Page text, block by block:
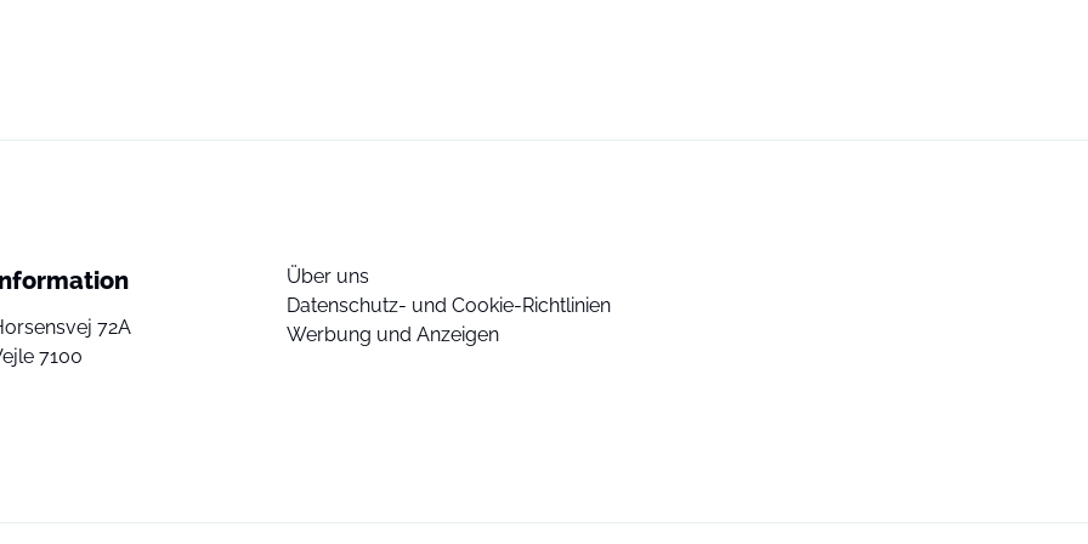
72A
7100
Über uns
Datenschutz- und Cookie-Richtlinien
Werbung und Anzeigen